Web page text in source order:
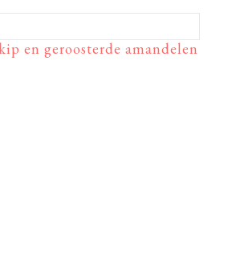
en geroosterde amandelen